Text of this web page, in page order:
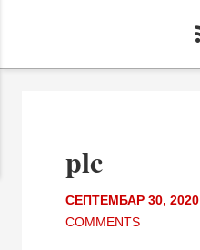
plc
СЕПТЕМБАР 30, 2020
COMMENTS